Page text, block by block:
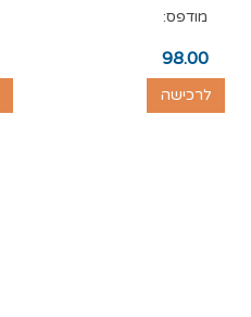
מודפס:
98.00
לרכישה